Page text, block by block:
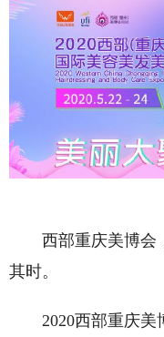
西部重庆美博会，
其时。
2020西部重庆美博